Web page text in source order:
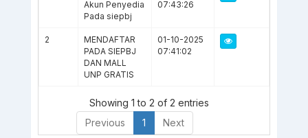
Akun Penyedia
Pada siepbj
07:43:26
2
MENDAFTAR
PADA SIEPBJ
DAN MALL
UNP GRATIS
01-10-2025
07:41:02
Showing 1 to 2 of 2 entries
Previous
1 Next